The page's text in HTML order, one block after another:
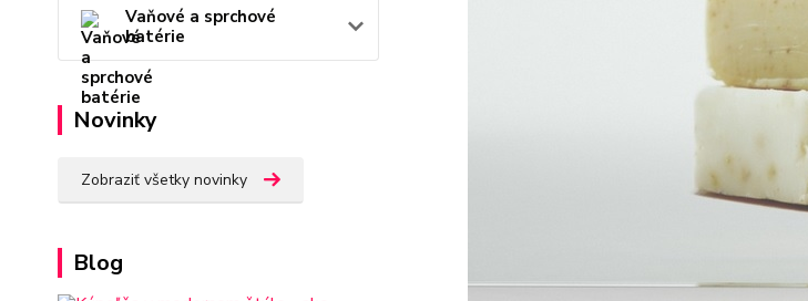
Vaňové a sprchové
batérie
Novinky
Zobraziť všetky novinky
Blog